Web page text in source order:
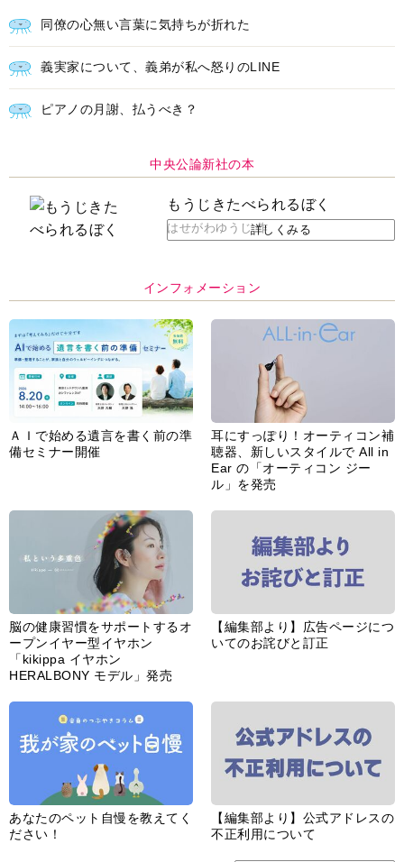
同僚の心無い言葉に気持ちが折れた
義実家について、義弟が私へ怒りのLINE
ピアノの月謝、払うべき？
中央公論新社の本
もうじきたべられるぼく
はせがわゆうじ 作詳しくみる
インフォメーション
ＡＩで始める遺言を書く前の準
備セミナー開催
耳にすっぽり！オーティコン補
聴器、新しいスタイルで All in
Ear の「オーティコン ジー
ル」を発売
脳の健康習慣をサポートするオ
ープンイヤー型イヤホン
「kikippa イヤホン
HERALBONY モデル」発売
【編集部より】広告ページにつ
いてのお詫びと訂正
あなたのペット自慢を教えてく
ださい！
【編集部より】公式アドレスの
不正利用について